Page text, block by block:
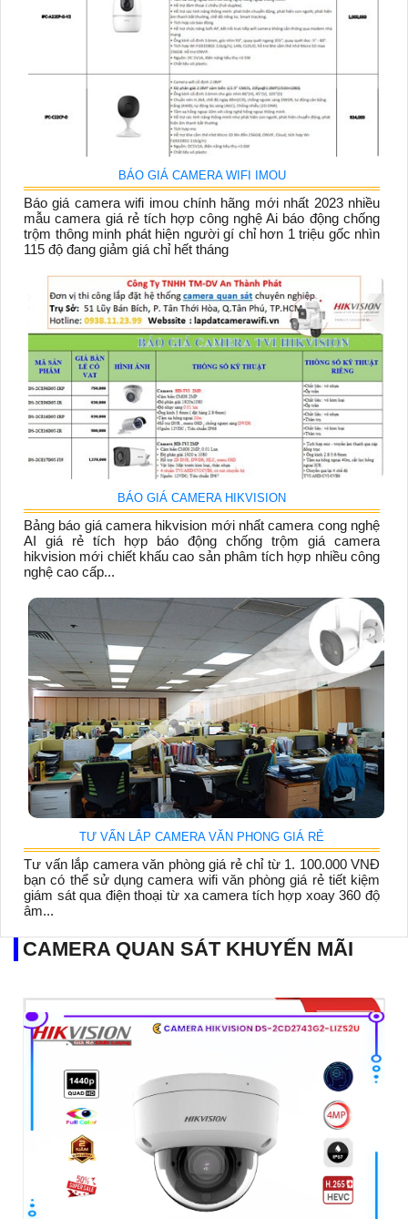
BÁO GIÁ CAMERA WIFI IMOU
Báo giá camera wifi imou chính hãng mới nhất 2023 nhiều
mẫu camera giá rẻ tích hợp công nghệ Ai báo động chống
trộm thông minh phát hiện người gí chỉ hơn 1 triệu gốc nhìn
115 độ đang giảm giá chỉ hết tháng
BÁO GIÁ CAMERA HIKVISION
Bảng báo giá camera hikvision mới nhất camera cong nghệ
AI giá rẻ tích hợp báo động chống trộm giá camera
hikvision mới chiết khấu cao sản phâm tích hợp nhiều công
nghệ cao cấp...
TƯ VẤN LẮP CAMERA VĂN PHONG GIÁ RẺ
Tư vấn lắp camera văn phòng giá rẻ chỉ từ 1. 100.000 VNĐ
bạn có thể sử dụng camera wifi văn phòng giá rẻ tiết kiệm
giám sát qua điện thoại từ xa camera tích hợp xoay 360 độ
âm...
CAMERA QUAN SÁT KHUYẾN MÃI